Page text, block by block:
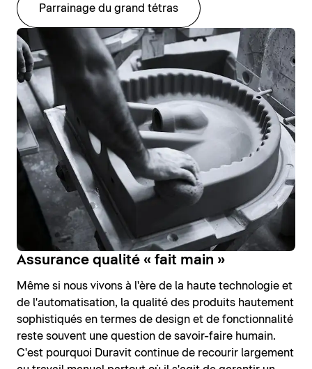
Parrainage du grand tétras
Assurance qualité « fait main »
Même si nous vivons à l'ère de la haute technologie et
de l'automatisation, la qualité des produits hautement
sophistiqués en termes de design et de fonctionnalité
reste souvent une question de savoir-faire humain.
C'est pourquoi Duravit continue de recourir largement